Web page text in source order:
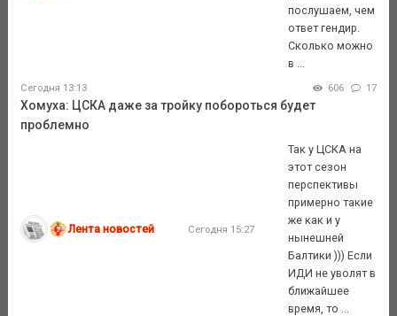
послушаем, чем
ответ гендир.
Сколько можно
в ...
Сегодня 13:13 606 17
Хомуха: ЦСКА даже за тройку побороться будет
проблемно
Лента новостей Сегодня 15:27
Так у ЦСКА на
этот сезон
перспективы
примерно такие
же как и у
нынешней
Балтики ))) Если
ИДИ не уволят в
ближайшее
время, то ...